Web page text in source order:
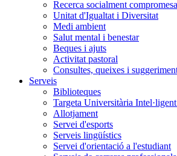
Recerca socialment compromesa
Unitat d'Igualtat i Diversitat
Medi ambient
Salut mental i benestar
Beques i ajuts
Activitat pastoral
Consultes, queixes i
Serveis
Biblioteques
Targeta Universitària
Allotjament
Servei d'esports
Serveis lingüístics
Servei d'orientació a l'estudiant